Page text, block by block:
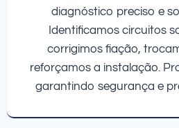
diagnóstico preciso e
Identificamos circuitos
corrigimos fiação,
reforçamos a instalação.
garantindo segurança e